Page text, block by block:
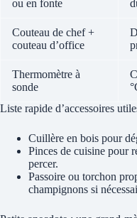
ou en fonte
Couteau de chef +
couteau d’office
Thermomètre à
sonde
Liste rapide d’accessoires
Cuillère en bois pour
Pinces de cuisine pour
percer.
Passoire ou torchon
champignons si